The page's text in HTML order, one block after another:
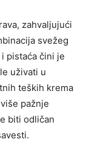
zahvaljujući
svežeg
pistaća čini je
uživati u
teških krema
pažnje
biti odličan